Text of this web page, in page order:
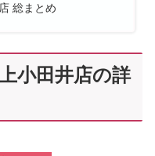
総まとめ
小田井店の詳